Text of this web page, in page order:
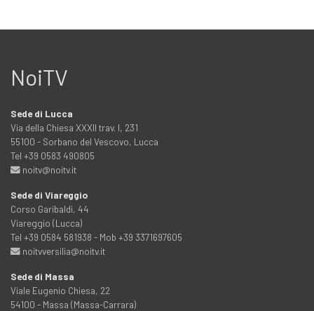
NoiTV
Sede di Lucca
Via della Chiesa XXXII trav. I, 231
55100 - Sorbano del Vescovo, Lucca
Tel +39 0583 490805
noitv@noitv.it
Sede di Viareggio
Corso Garibaldi, 44
Viareggio (Lucca)
Tel +39 0584 581938 - Mob +39 3371697605
noitvversilia@noitv.it
Sede di Massa
Viale Eugenio Chiesa, 22
54100 - Massa (Massa-Carrara)